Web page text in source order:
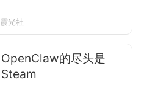
霞光社
OpenClaw的尽头是
Steam